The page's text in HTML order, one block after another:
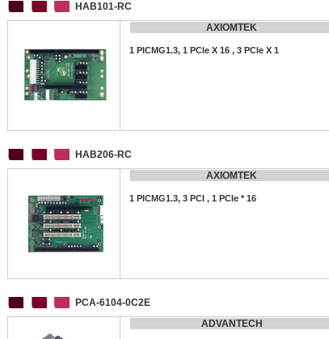
HAB101-RC
AXIOMTEK
1 PICMG1.3, 1 PCIe X 16 , 3 PCIe X 1
HAB206-RC
AXIOMTEK
1 PICMG1.3, 3 PCI , 1 PCIe * 16
PCA-6104-0C2E
ADVANTECH